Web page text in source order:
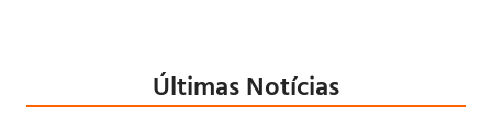
Últimas Notícias